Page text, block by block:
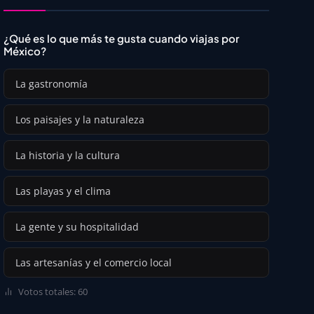
¿Qué es lo que más te gusta cuando viajas por
México?
La gastronomía
Los paisajes y la naturaleza
La historia y la cultura
Las playas y el clima
La gente y su hospitalidad
Las artesanías y el comercio local
Votos totales: 60